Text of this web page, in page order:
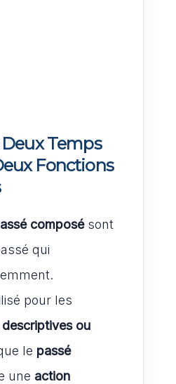
Deux Temps
Fonctions
composésont
qui
pour les
ou
le passé
une action